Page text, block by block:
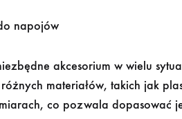
napojów
akcesorium w wielu
materiałów, takich jak
co pozwala dopasować